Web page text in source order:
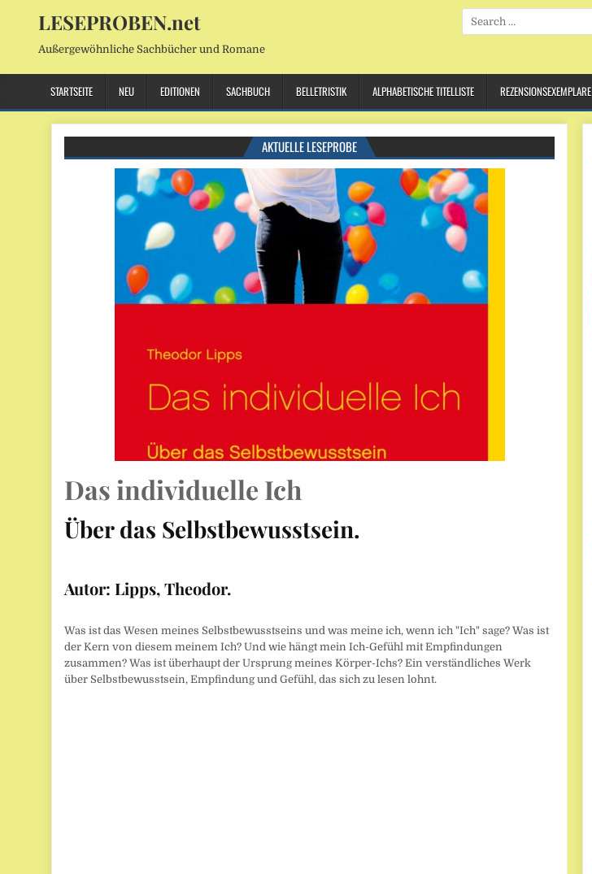
LESEPROBEN.net
Außergewöhnliche Sachbücher und Romane
Search
for:
STARTSEITE NEU EDITIONEN SACHBUCH BELLETRISTIK ALPHABETISCHE TITELLISTE REZENSIONSEXEMPLARE
AKTUELLE LESEPROBE
Das individuelle Ich
Über das Selbstbewusstsein.
Autor: Lipps, Theodor.
Was ist das Wesen meines Selbstbewusstseins und was meine ich, wenn ich "Ich" sage? Was ist
der Kern von diesem meinem Ich? Und wie hängt mein Ich-Gefühl mit Empfindungen
zusammen? Was ist überhaupt der Ursprung meines Körper-Ichs? Ein verständliches Werk
über Selbstbewusstsein, Empfindung und Gefühl, das sich zu lesen lohnt.